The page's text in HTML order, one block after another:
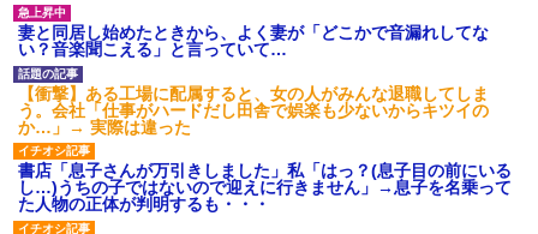
【衝撃】報酬100万円超の治験
募集がこちらｗｗｗｗｗ(※画像
あり)
【ネット騒然】惨殺されたタ
ワマン頂き女子のこの動画、す
げえええええｗｗｗｗｗｗｗｗ
ｗｗｗ
【愕然】白のクラウン俺氏、
高速道路左車線を制限速度で走
った結果wwwwwwwwwwww
百年の恋12-899 食べた量を
張り合ってくる
妻と同居し始めたときから、よく妻が「どこかで音漏れしてな
い？音楽聞こえる」と言っていて…
【衝撃】ある工場に配属すると、女の人がみんな退職してしま
う。会社「仕事がハードだし田舎で娯楽も少ないからキツイの
か…」→ 実際は違った
書店「息子さんが万引きしました」私「はっ？(息子目の前にいる
し…)うちの子ではないので迎えに行きません」→息子を名乗って
た人物の正体が判明するも・・・